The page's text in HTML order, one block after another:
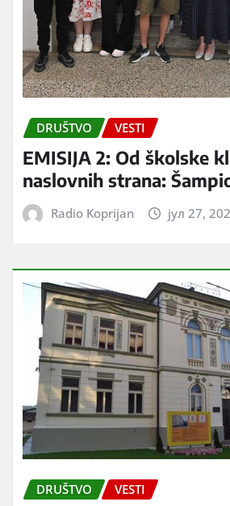
DRUŠTVO VESTI
EMISIJA 2: Od školske
naslovnih strana:
Radio Koprijan јул 27,
DRUŠTVO VESTI